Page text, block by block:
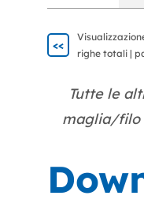
<<
righe totali |
Tutte le
maglia/filo